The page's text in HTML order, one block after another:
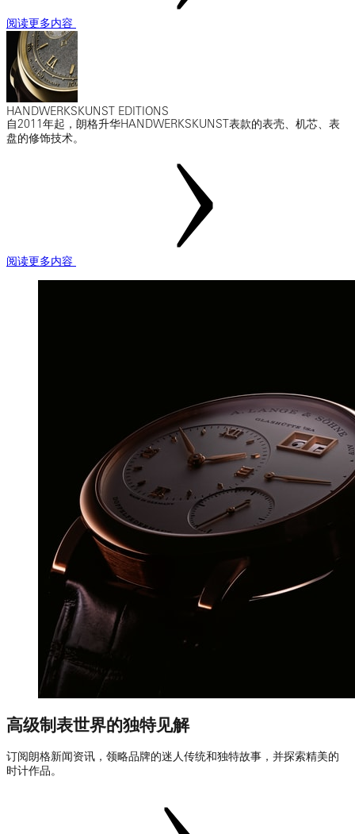
阅读更多内容
HANDWERKSKUNST EDITIONS
自2011年起，朗格升华HANDWERKSKUNST表款的表壳、机芯、表
盘的修饰技术。
阅读更多内容
高级制表世界的独特见解
订阅朗格新闻资讯，领略品牌的迷人传统和独特故事，并探索精美的
时计作品。